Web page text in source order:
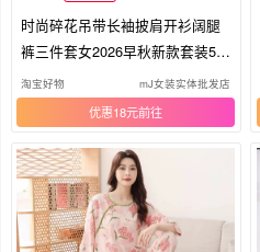
时尚碎花吊带长袖披肩开衫阔腿
裤三件套女2026早秋新款套装50
477
淘宝好物 mJ女装实体批发店
优惠18元